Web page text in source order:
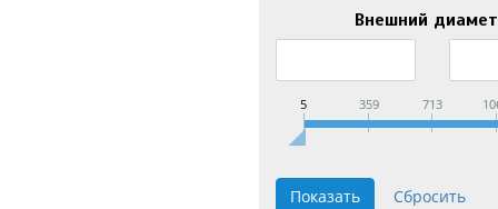
Внешний
5 359 713